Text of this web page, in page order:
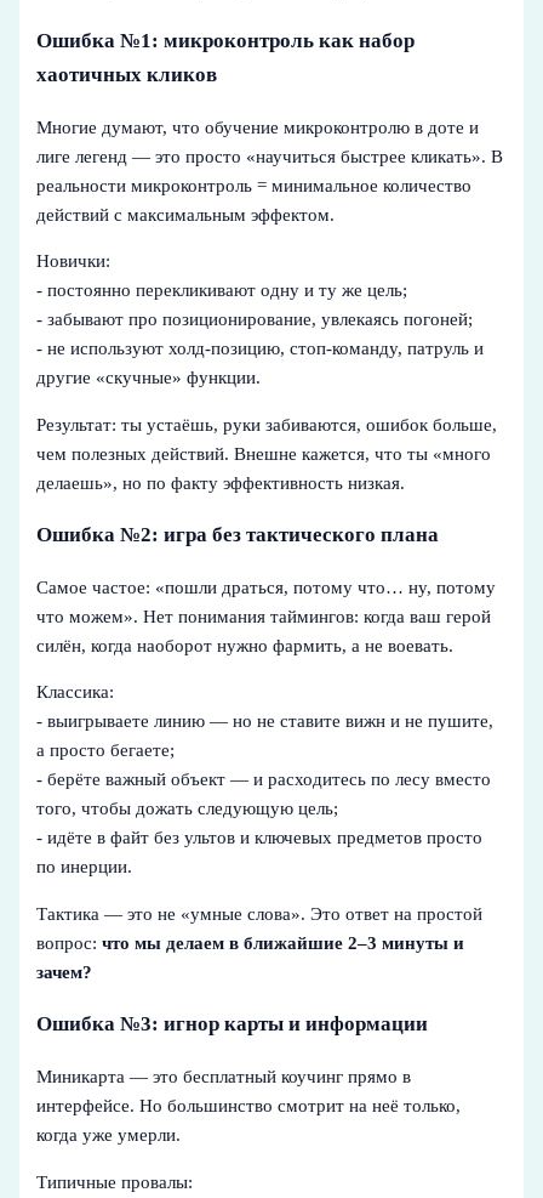
Ошибка №1: микроконтроль как набор
хаотичных кликов
Многие думают, что обучение микроконтролю в доте и
лиге легенд — это просто «научиться быстрее кликать». В
реальности микроконтроль = минимальное количество
действий с максимальным эффектом.
Новички:
- постоянно перекликивают одну и ту же цель;
- забывают про позиционирование, увлекаясь погоней;
- не используют холд-позицию, стоп-команду, патруль и
другие «скучные» функции.
Результат: ты устаёшь, руки забиваются, ошибок больше,
чем полезных действий. Внешне кажется, что ты «много
делаешь», но по факту эффективность низкая.
Ошибка №2: игра без тактического плана
Самое частое: «пошли драться, потому что… ну, потому
что можем». Нет понимания таймингов: когда ваш герой
силён, когда наоборот нужно фармить, а не воевать.
Классика:
- выигрываете линию — но не ставите вижн и не пушите,
а просто бегаете;
- берёте важный объект — и расходитесь по лесу вместо
того, чтобы дожать следующую цель;
- идёте в файт без ультов и ключевых предметов просто
по инерции.
Тактика — это не «умные слова». Это ответ на простой
вопрос:что мы делаем в ближайшие 2–3 минуты и
зачем?
Ошибка №3: игнор карты и информации
Миникарта — это бесплатный коучинг прямо в
интерфейсе. Но большинство смотрит на неё только,
когда уже умерли.
Типичные провалы: